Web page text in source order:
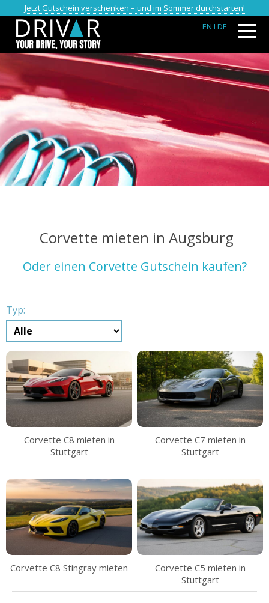
Jetzt Gutschein verschenken – und im Sommer durchstarten!
EN I DE
Corvette mieten in Augsburg
Oder einen Corvette Gutschein kaufen?
Typ:
Corvette C8 mieten in
Stuttgart
Corvette C7 mieten in
Stuttgart
Corvette C8 Stingray mieten
Corvette C5 mieten in
Stuttgart